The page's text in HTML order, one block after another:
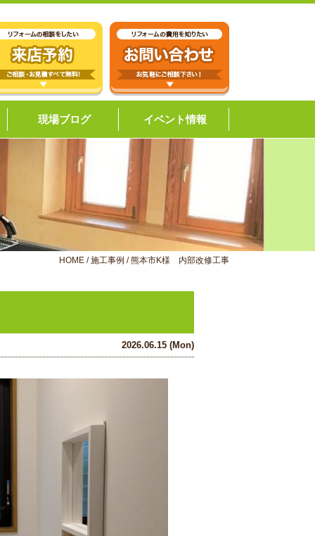
現場ブログ イベント情報
HOME /施工事例 /熊本市K様 内部改修工事
2026.06.15 (Mon)